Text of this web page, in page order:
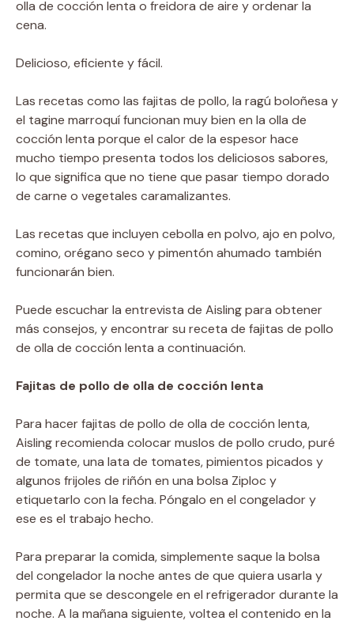
olla de cocción lenta o freidora de aire y ordenar la
cena.
Delicioso, eficiente y fácil.
Las recetas como las fajitas de pollo, la ragú boloñesa y
el tagine marroquí funcionan muy bien en la olla de
cocción lenta porque el calor de la espesor hace
mucho tiempo presenta todos los deliciosos sabores,
lo que significa que no tiene que pasar tiempo dorado
de carne o vegetales caramalizantes.
Las recetas que incluyen cebolla en polvo, ajo en polvo,
comino, orégano seco y pimentón ahumado también
funcionarán bien.
Puede escuchar la entrevista de Aisling para obtener
más consejos, y encontrar su receta de fajitas de pollo
de olla de cocción lenta a continuación.
Fajitas de pollo de olla de cocción lenta
Para hacer fajitas de pollo de olla de cocción lenta,
Aisling recomienda colocar muslos de pollo crudo, puré
de tomate, una lata de tomates, pimientos picados y
algunos frijoles de riñón en una bolsa Ziploc y
etiquetarlo con la fecha. Póngalo en el congelador y
ese es el trabajo hecho.
Para preparar la comida, simplemente saque la bolsa
del congelador la noche antes de que quiera usarla y
permita que se descongele en el refrigerador durante la
noche. A la mañana siguiente, voltea el contenido en la